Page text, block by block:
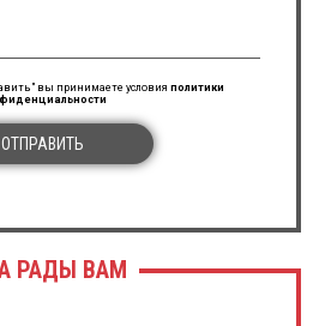
вы принимаете условия политики
ОТПРАВИТЬ
РАДЫ ВАМ